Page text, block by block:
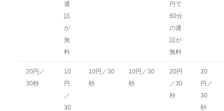
通
話
が
無
料
円で
60分
の通
話が
無料
20円／
30秒
10
円
／
30
10円／30
秒
10円／30
秒
20円
／30
秒
20
円／
30
秒